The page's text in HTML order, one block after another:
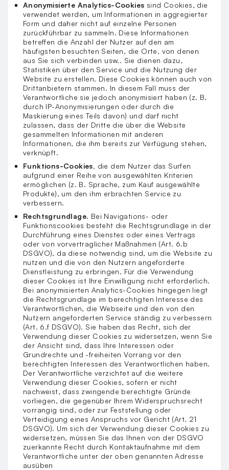
Anonymisierte Analytics-Cookies sind Cookies, die
verwendet werden, um Informationen in aggregierter
Form und daher nicht auf einzelne Personen
zurückführbar zu sammeln. Diese Informationen
betreffen die Anzahl der Nutzer auf den am
häufigsten besuchten Seiten, die Orte, von denen
aus Sie sich verbinden usw.. Sie dienen dazu,
Statistiken über den Service und die Nutzung der
Website zu erstellen. Diese Cookies können auch von
Drittanbietern stammen. In diesem Fall muss der
Verantwortliche sie jedoch anonymisiert haben (z. B.
durch IP-Anonymisierungen oder durch die
Maskierung eines Teils davon) und darf nicht
zulassen, dass der Dritte die über die Website
gesammelten Informationen mit anderen
Informationen, die ihm bereits zur Verfügung stehen,
verknüpft.
Funktions-Cookies, die dem Nutzer das Surfen
aufgrund einer Reihe von ausgewählten Kriterien
ermöglichen (z. B. Sprache, zum Kauf ausgewählte
Produkte), um den ihm erbrachten Service zu
verbessern.
Rechtsgrundlage. Bei Navigations- oder
Funktionscookies besteht die Rechtsgrundlage in der
Durchführung eines Dienstes oder eines Vertrags
oder von vorvertraglicher Maßnahmen (Art. 6.b
DSGVO), da diese notwendig sind, um die Website zu
nutzen und die von den Nutzern angeforderte
Dienstleistung zu erbringen. Für die Verwendung
dieser Cookies ist Ihre Einwilligung nicht erforderlich.
Bei anonymisierten Analytics-Cookies hingegen liegt
die Rechtsgrundlage im berechtigten Interesse des
Verantwortlichen, die Webseite und den von den
Nutzern angeforderten Service ständig zu verbessern
(Art. 6.f DSGVO). Sie haben das Recht, sich der
Verwendung dieser Cookies zu widersetzen, wenn Sie
der Ansicht sind, dass Ihre Interessen oder
Grundrechte und -freiheiten Vorrang vor den
berechtigten Interessen des Verantwortlichen haben.
Der Verantwortliche verzichtet auf die weitere
Verwendung dieser Cookies, sofern er nicht
nachweist, dass zwingende berechtigte Gründe
vorliegen, die gegenüber Ihrem Widerspruchsrecht
vorrangig sind, oder zur Feststellung oder
Verteidigung eines Anspruchs vor Gericht (Art. 21
DSGVO). Um sich der Verwendung dieser Cookies zu
widersetzen, müssen Sie das Ihnen von der DSGVO
zuerkannte Recht durch Kontaktaufnahme mit dem
Verantwortliche unter der oben genannten Adresse
ausüben